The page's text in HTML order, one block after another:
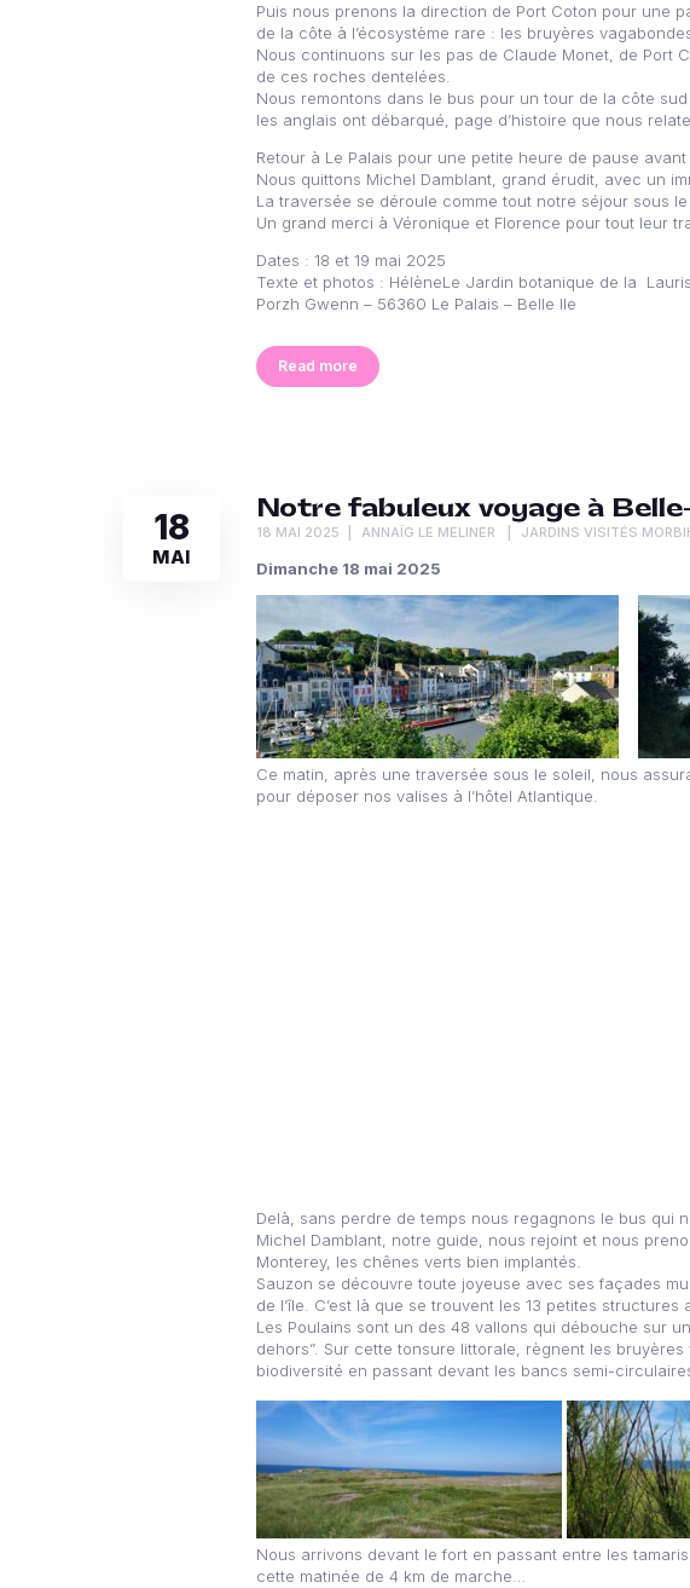
Puis nous prenons la direction de Port Coton pour une
de la côte à l’écosystème rare : les bruyères
Nous continuons sur les pas de Claude Monet, de Port
de ces roches dentelées.
Nous remontons dans le bus pour un tour de la côte
les anglais ont débarqué, page d’histoire que nous
Retour à Le Palais pour une petite heure de pause
Nous quittons Michel Damblant, grand érudit, avec un
La traversée se déroule comme tout notre séjour sous le
Un grand merci à Véronique et Florence pour tout leur
Dates : 18 et 19 mai 2025
Texte et photos : HélèneLe Jardin botanique de la
Porzh Gwenn – 56360 Le Palais – Belle Ile
Read more
18
MAI
Notre fabuleux voyage à
18 MAI 2025 ANNAÏG LE MELINER JARDINS VISITÉS
Dimanche 18 mai 2025
Ce matin, après une traversée sous le soleil, nous
pour déposer nos valises à l’hôtel Atlantique.
Delà, sans perdre de temps nous regagnons le bus qui
Michel Damblant, notre guide, nous rejoint et nous
Monterey, les chênes verts bien implantés.
Sauzon se découvre toute joyeuse avec ses façades
de l’île. C’est là que se trouvent les 13 petites structures
Les Poulains sont un des 48 vallons qui débouche sur
dehors”. Sur cette tonsure littorale, règnent les
biodiversité en passant devant les bancs semi-
Nous arrivons devant le fort en passant entre les
cette matinée de 4 km de marche…